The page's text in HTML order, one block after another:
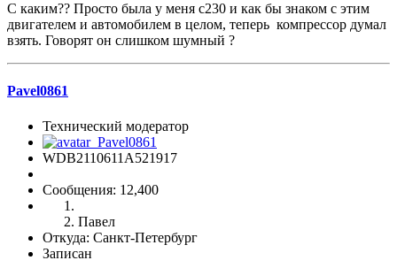
С каким?? Просто была у меня с230 и как бы знаком с этим
двигателем и автомобилем в целом, теперь компрессор думал
взять. Говорят он слишком шумный ?
Pavel0861
Технический модератор
WDB2110611A521917
Сообщения: 12,400
Павел
Откуда: Санкт-Петербург
Записан